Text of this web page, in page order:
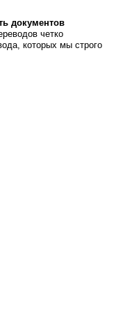
документов
четко
которых мы строго